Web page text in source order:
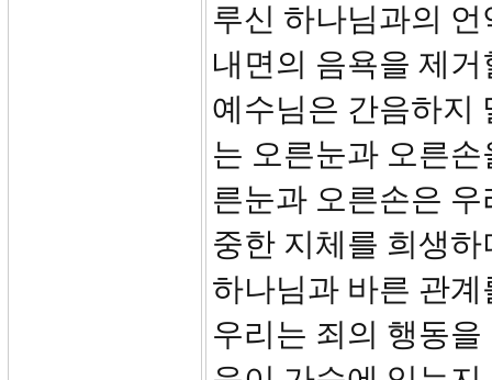
루신 하나님과의
내면의 음욕을 제
예수님은 간음하지
는 오른눈과 오른
른눈과 오른손은
중한 지체를 희생
하나님과 바른 관
우리는 죄의 행동